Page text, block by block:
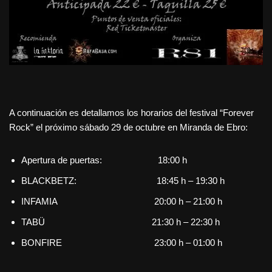
A continuación es detallamos los horarios del festival “Forever
Rock” el próximo sábado 29 de octubre en Miranda de Ebro:
Apertura de puertas: 18:00 h
BLACKBETZ: 18:45 h – 19:30 h
INFAMIA 20:00 h – 21:00 h
TABÜ 21:30 h – 22:30 h
BONFIRE 23:00 h – 01:00 h